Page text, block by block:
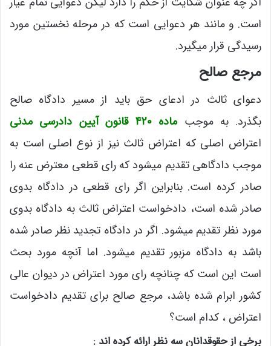
است. و مانند هر دعوایی است که در مرحله نخستین مورد
رسیدگی قرار میگیرد.
مرجع صالح
دعوای ثالث در ادعای حق باید از مسیر دادگاه صالح
بگذرد. به موجب ماده 420 قانون آیین دادرسی مدنی
اعتراض اصلی که اعتراض ثالث نیز از نوع اصلی است به
موجب دادگاهی تقدیم میشود که رای قطعی معترض عنه را
صادر کرده است. بنابراین اگر رای قطعی در دادگاه بدوی
صادر شده است، دادخواست اعتراض ثالث به دادگاه بدوی
مورد نظر تقدیم میشود. اگر در دادگاه تجدید نظر صادر شده
باشد به دادگاه مزبور تقدیم میشود. اما آنچه مورد بحث
است این است که چنانچه رای مورد اعتراض در دیوان عالی
کشور ابرام شده باشد، مرجع صالح برای تقدیم دادخواست
اعتراض ، کدام است؟
برخی از حقوقدانان سه نظر ارائه کرده اند :